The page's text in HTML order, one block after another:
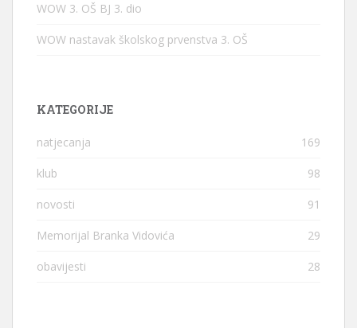
WOW 3. OŠ BJ 3. dio
WOW nastavak školskog prvenstva 3. OŠ
KATEGORIJE
natjecanja 169
klub 98
novosti 91
Memorijal Branka Vidovića 29
obavijesti 28